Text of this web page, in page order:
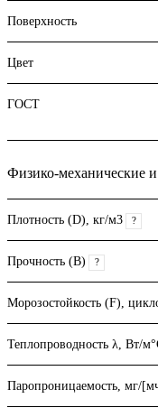
Поверхность
Цвет
ГОСТ
Физико-механические
Плотность (D), кг/м3 ?
Прочность (В) ?
Морозостойкость (F),
Теплопроводность λ, Вт/
Паропроницаемость, мг/